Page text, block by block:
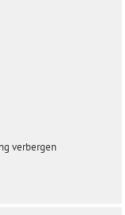
verbergen